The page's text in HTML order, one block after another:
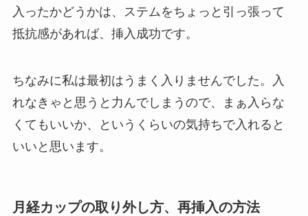
入ったかどうかは、ステムをちょっと引っ張って
抵抗感があれば、挿入成功です。
ちなみに私は最初はうまく入りませんでした。入
れなきゃと思うと力んでしまうので、まぁ入らな
くてもいいか、というくらいの気持ちで入れると
いいと思います。
月経カップの取り外し方、再挿入の方法